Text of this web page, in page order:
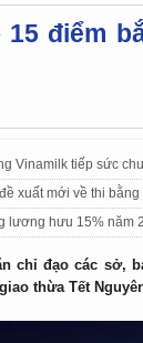
15 điểm
Vinamilk tiếp sức
xuất mới về thi
lương hưu 15% năm
chỉ đạo các sở,
thừa Tết